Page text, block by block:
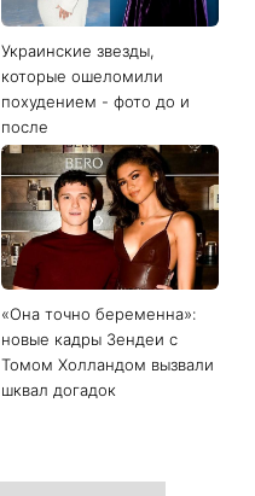
Украинские звезды,
которые ошеломили
похудением - фото до и
после
«Она точно беременна»:
новые кадры Зендеи с
Томом Холландом вызвали
шквал догадок